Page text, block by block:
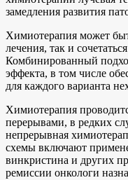
замедления развития
Химиотерапия может
лечения, так и
Комбинированный
эффекта, в том числе
для каждого варианта
Химиотерапия
перерывами, в редких
непрерывная
схемы включают
винкристина и других
ремиссии онкологи